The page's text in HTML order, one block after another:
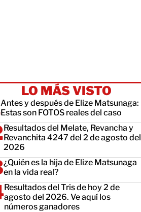
LO MÁS VISTO
Antes y después de Elize Matsunaga:
Estas son FOTOS reales del caso
Resultados del Melate, Revancha y
Revanchita 4247 del 2 de agosto del
2026
¿Quién es la hija de Elize Matsunaga
en la vida real?
Resultados del Tris de hoy 2 de
agosto del 2026. Ve aquí los
números ganadores